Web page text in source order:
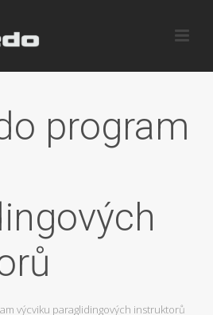
program
výcviku paraglidingových instruktorů